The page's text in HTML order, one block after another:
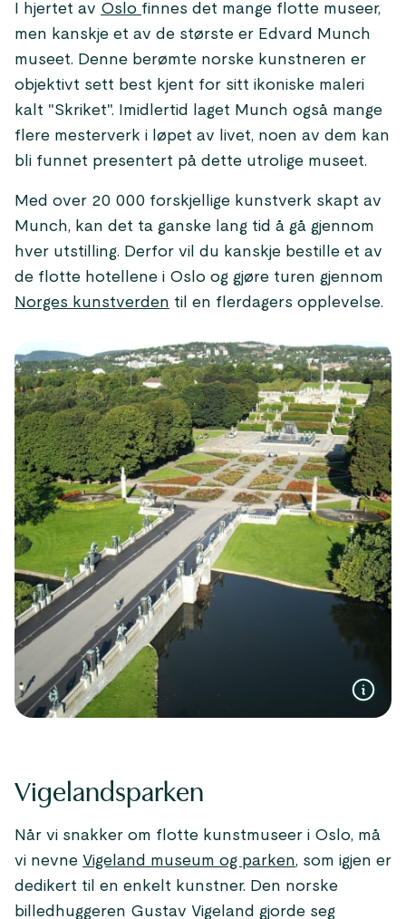
I hjertet av Oslo finnes det mange flotte museer,
men kanskje et av de største er Edvard Munch
museet. Denne berømte norske kunstneren er
objektivt sett best kjent for sitt ikoniske maleri
kalt "Skriket". Imidlertid laget Munch også mange
flere mesterverk i løpet av livet, noen av dem kan
bli funnet presentert på dette utrolige museet.
Med over 20 000 forskjellige kunstverk skapt av
Munch, kan det ta ganske lang tid å gå gjennom
hver utstilling. Derfor vil du kanskje bestille et av
de flotte hotellene i Oslo og gjøre turen gjennom
Norges kunstverden til en flerdagers opplevelse.
Vigelandsparken
Når vi snakker om flotte kunstmuseer i Oslo, må
vi nevne Vigeland museum og parken, som igjen er
dedikert til en enkelt kunstner. Den norske
billedhuggeren Gustav Vigeland gjorde seg